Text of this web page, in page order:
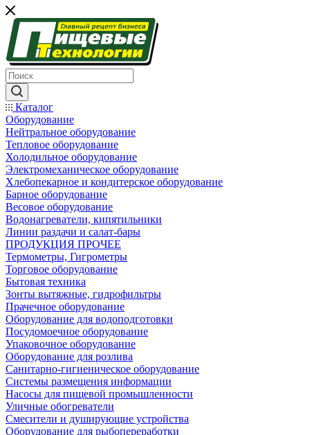
Каталог
Оборудование
Нейтральное оборудование
Тепловое оборудование
Холодильное оборудование
Электромеханическое оборудование
Хлебопекарное и кондитерское оборудование
Барное оборудование
Весовое оборудование
Водонагреватели, кипятильники
Линии раздачи и салат-бары
ПРОДУКЦИЯ ПРОЧЕЕ
Термометры, Гигрометры
Торговое оборудование
Бытовая техника
Зонты вытяжные, гидрофильтры
Прачечное оборудование
Оборудование для водоподготовки
Посудомоечное оборудование
Упаковочное оборудование
Оборудование для розлива
Санитарно-гигиеническое оборудование
Системы размещения информации
Насосы для пищевой промышленности
Уличные обогреватели
Смесители и душирующие устройства
Оборудование для рыбопереработки